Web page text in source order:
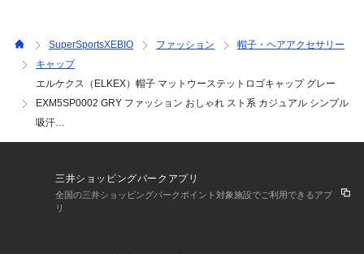
SuperSportsXEBIO ファッション
帽子・ヘアアクセサリー
キャップ
エルケクス（ELKEX）帽子 マットウーステットロゴキャップ グレー
EXM5SP0002 GRY ファッション おしゃれ スト系 カジュアル シンプル
吸汗…
三井ショッピングパークアプリ
全国の三井ショッピングパークポイント対象施設でご利用できるアプ
リ